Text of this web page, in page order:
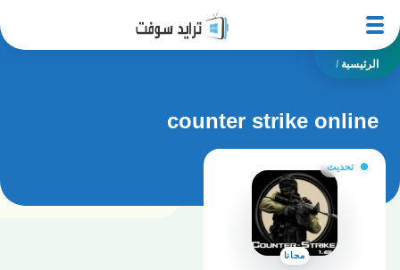
الرئيسية /
counter strike online
تحديث
مجانا